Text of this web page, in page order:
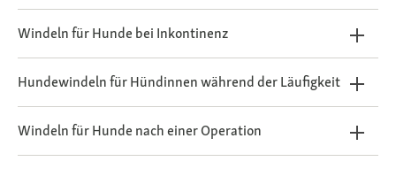
Windeln für Hunde bei Inkontinenz
Hundewindeln für Hündinnen während der Läufigkeit
Windeln für Hunde nach einer Operation